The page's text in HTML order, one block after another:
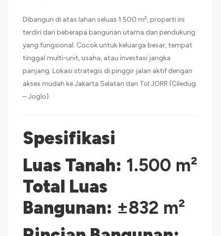
Dibangun di atas lahan seluas 1.500 m², properti ini
terdiri dari beberapa bangunan utama dan pendukung
yang fungsional. Cocok untuk keluarga besar, tempat
tinggal multi-unit, usaha, atau investasi jangka
panjang. Lokasi strategis di pinggir jalan aktif dengan
akses mudah ke Jakarta Selatan dan Tol JORR (Ciledug
– Joglo).
Spesifikasi
Luas Tanah: 1.500 m²
Total Luas
Bangunan: ±832 m²